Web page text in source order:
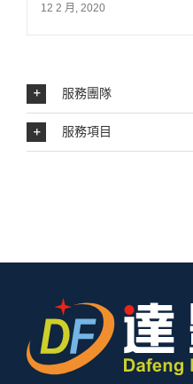
12 2 月, 2020
服務團隊
服務項目